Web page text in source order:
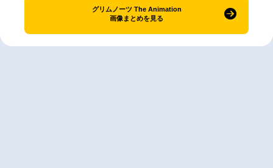
グリムノーツ The Animation
画像まとめを見る